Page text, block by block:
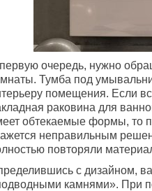
очередь, нужно
Тумба под
помещения. Если
раковина для
обтекаемые формы, то
неправильным
повторяли
с дизайном,
камнями». При